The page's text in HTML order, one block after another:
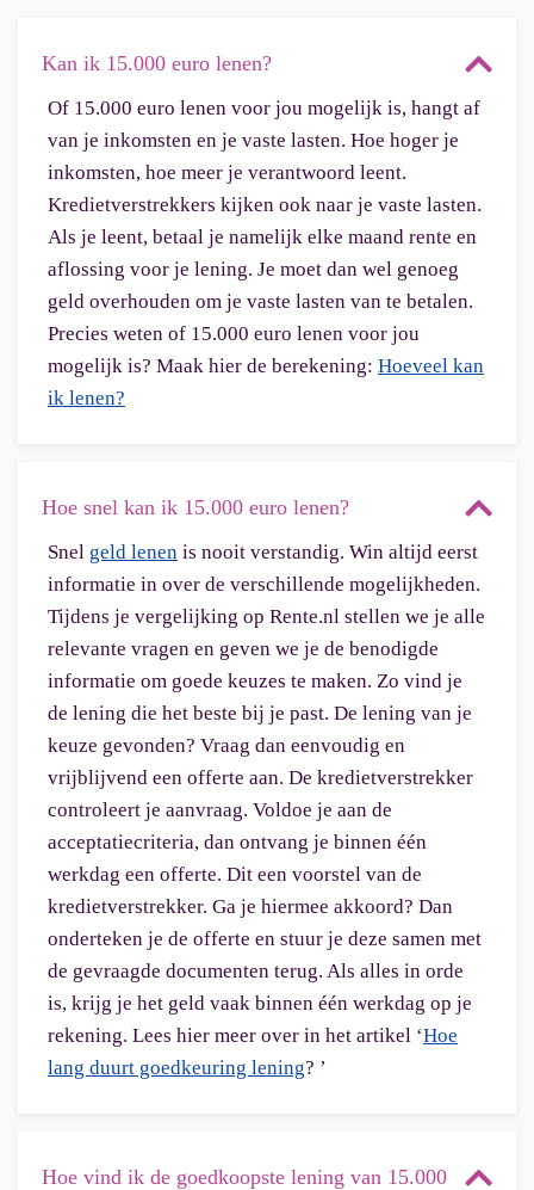
Kan ik 15.000 euro lenen?
Of 15.000 euro lenen voor jou mogelijk is, hangt af
van je inkomsten en je vaste lasten. Hoe hoger je
inkomsten, hoe meer je verantwoord leent.
Kredietverstrekkers kijken ook naar je vaste lasten.
Als je leent, betaal je namelijk elke maand rente en
aflossing voor je lening. Je moet dan wel genoeg
geld overhouden om je vaste lasten van te betalen.
Precies weten of 15.000 euro lenen voor jou
mogelijk is? Maak hier de berekening: Hoeveel kan
ik lenen?
Hoe snel kan ik 15.000 euro lenen?
Snel geld lenen is nooit verstandig. Win altijd eerst
informatie in over de verschillende mogelijkheden.
Tijdens je vergelijking op Rente.nl stellen we je alle
relevante vragen en geven we je de benodigde
informatie om goede keuzes te maken. Zo vind je
de lening die het beste bij je past. De lening van je
keuze gevonden? Vraag dan eenvoudig en
vrijblijvend een offerte aan. De kredietverstrekker
controleert je aanvraag. Voldoe je aan de
acceptatiecriteria, dan ontvang je binnen één
werkdag een offerte. Dit een voorstel van de
kredietverstrekker. Ga je hiermee akkoord? Dan
onderteken je de offerte en stuur je deze samen met
de gevraagde documenten terug. Als alles in orde
is, krijg je het geld vaak binnen één werkdag op je
rekening. Lees hier meer over in het artikel ‘Hoe
lang duurt goedkeuring lening? ’
Hoe vind ik de goedkoopste lening van 15.000